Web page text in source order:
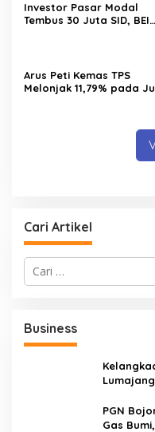
Investor Pasar Modal
Tembus 30 Juta SID, BEI
Arus Peti Kemas TPS
Melonjak 11,79% pada
Cari Artikel
C
u
n
t
Business
Mudah
PGN
Gas